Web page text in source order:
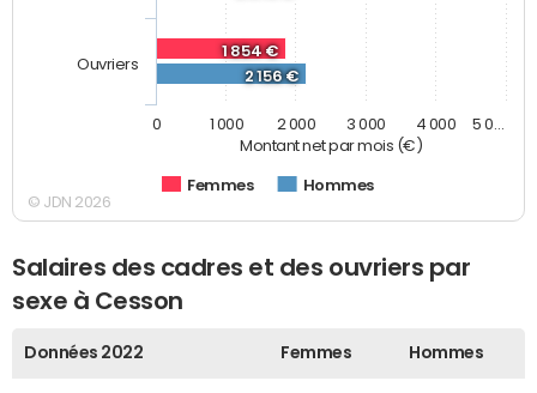
Montant net par mois (€)
1 854 €
2 156 €
Femmes Hommes
Ouvriers
0 1 000 2 000 3 000 4 000 5 0…
© JDN 2026
Salaires des cadres et des ouvriers par
sexe à Cesson
Données 2022 Femmes Hommes